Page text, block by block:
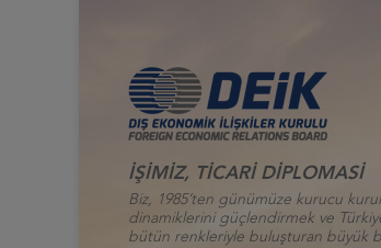
İŞİMİZ, TİCARİ DİPLOMASİ
Biz, 1985’ten günümüze kurucu
dinamiklerini güçlendirmek ve
bütün renkleriyle buluşturan büyük